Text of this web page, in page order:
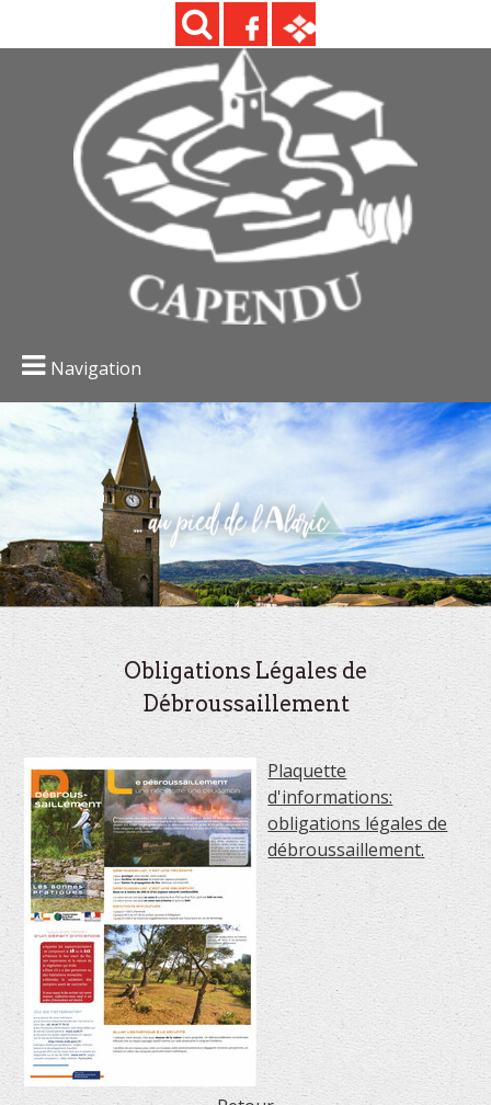
Navigation
Obligations Légales de
Débroussaillement
Plaquette
d'informations:
obligations légales de
débroussaillement.